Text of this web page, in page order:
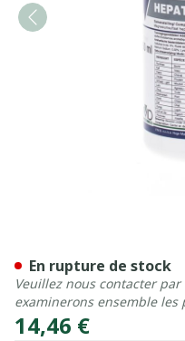
14,46 €
En rupture de stock
Veuillez nous contacter
examinerons ensemble les